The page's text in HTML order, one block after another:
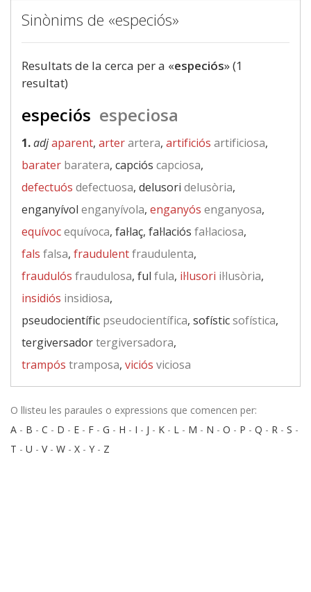
Sinònims de «especiós»
Resultats de la cerca per a «especiós» (1
resultat)
especiós especiosa
1.adjaparent, arterartera, artificiós artificiosa,
barater baratera, capciós capciosa,
defectuós defectuosa, delusori delusòria,
enganyívol enganyívola, enganyós enganyosa,
equívocequívoca, fal·laç, fal·laciós fal·laciosa,
fals falsa, fraudulentfraudulenta,
fraudulós fraudulosa, ful fula, il·lusori il·lusòria,
insidiós insidiosa,
pseudocientífic pseudocientífica, sofísticsofística,
tergiversadortergiversadora,
trampós tramposa, viciós viciosa
O llisteu les paraules o expressions que comencen per:
A - B - C - D - E - F - G - H - I - J - K - L - M - N - O - P - Q - R - S -
T - U - V- W - X - Y - Z